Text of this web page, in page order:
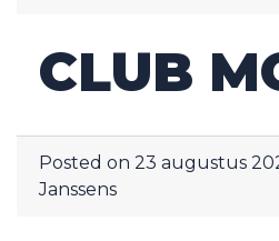
CLUB
Posted on 23 augustus
Janssens